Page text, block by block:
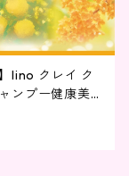
lino クレイ ク
ンプー健康美漂